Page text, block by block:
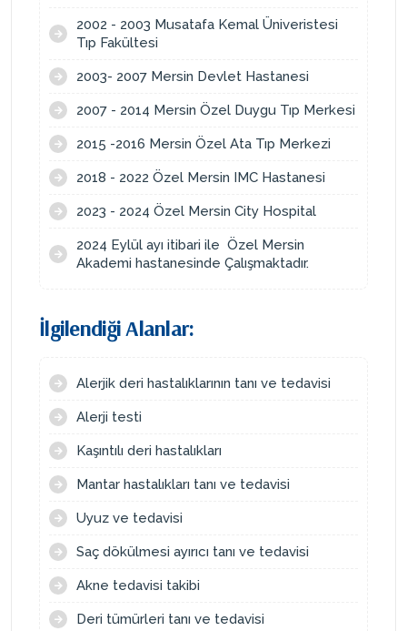
2002 - 2003 Musatafa Kemal Üniveristesi
Tıp Fakültesi
2003- 2007 Mersin Devlet Hastanesi
2007 - 2014 Mersin Özel Duygu Tıp Merkesi
2015 -2016 Mersin Özel Ata Tıp Merkezi
2018 - 2022 Özel Mersin IMC Hastanesi
2023 - 2024 Özel Mersin City Hospital
2024 Eylül ayı itibari ile Özel Mersin
Akademi hastanesinde Çalışmaktadır.
İlgilendiği Alanlar:
Alerjik deri hastalıklarının tanı ve tedavisi
Alerji testi
Kaşıntılı deri hastalıkları
Mantar hastalıkları tanı ve tedavisi
Uyuz ve tedavisi
Saç dökülmesi ayırıcı tanı ve tedavisi
Akne tedavisi takibi
Deri tümürleri tanı ve tedavisi